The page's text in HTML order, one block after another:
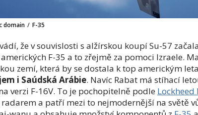
domain / F-35
že v souvislosti s alžírskou koupí Su-57
F-35 a to zřejmě za pomoci Izraele.
zemí, která by se dostala k top americkým
i Saúdská Arábie. Navíc Rabat má stíhací
verzi F-16V. To je pochopitelně podle
radarem a patří mezi to nejmodernější na světě